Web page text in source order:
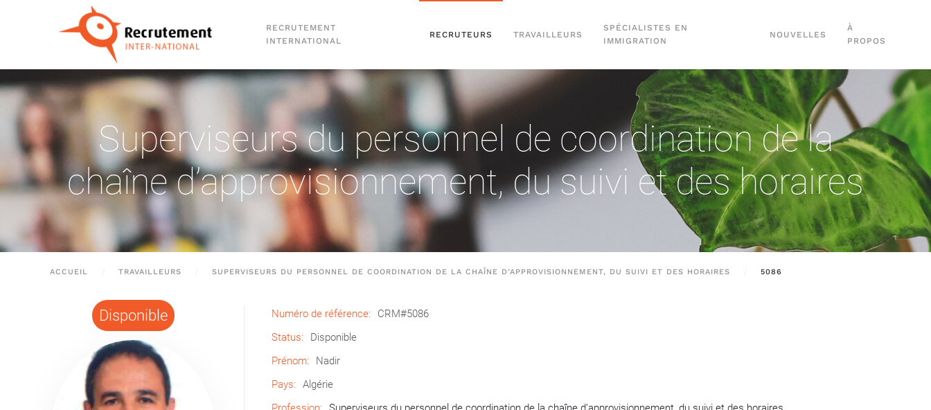
Passer au contenu principal
RECRUTEMENT
INTERNATIONAL
RECRUTEURS TRAVAILLEURS
SPÉCIALISTES EN
IMMIGRATION
NOUVELLES
À
PROPOS
Superviseurs du personnel de coordination de la
chaîne d’approvisionnement, du suivi et des horaires
ACCUEIL TRAVAILLEURS SUPERVISEURS DU PERSONNEL DE COORDINATION DE LA CHAÎNE D’APPROVISIONNEMENT, DU SUIVI ET DES HORAIRES 5086
Disponible Numéro de référence:
CRM#5086
Status:
Disponible
Prénom:
Nadir
Pays:
Algérie